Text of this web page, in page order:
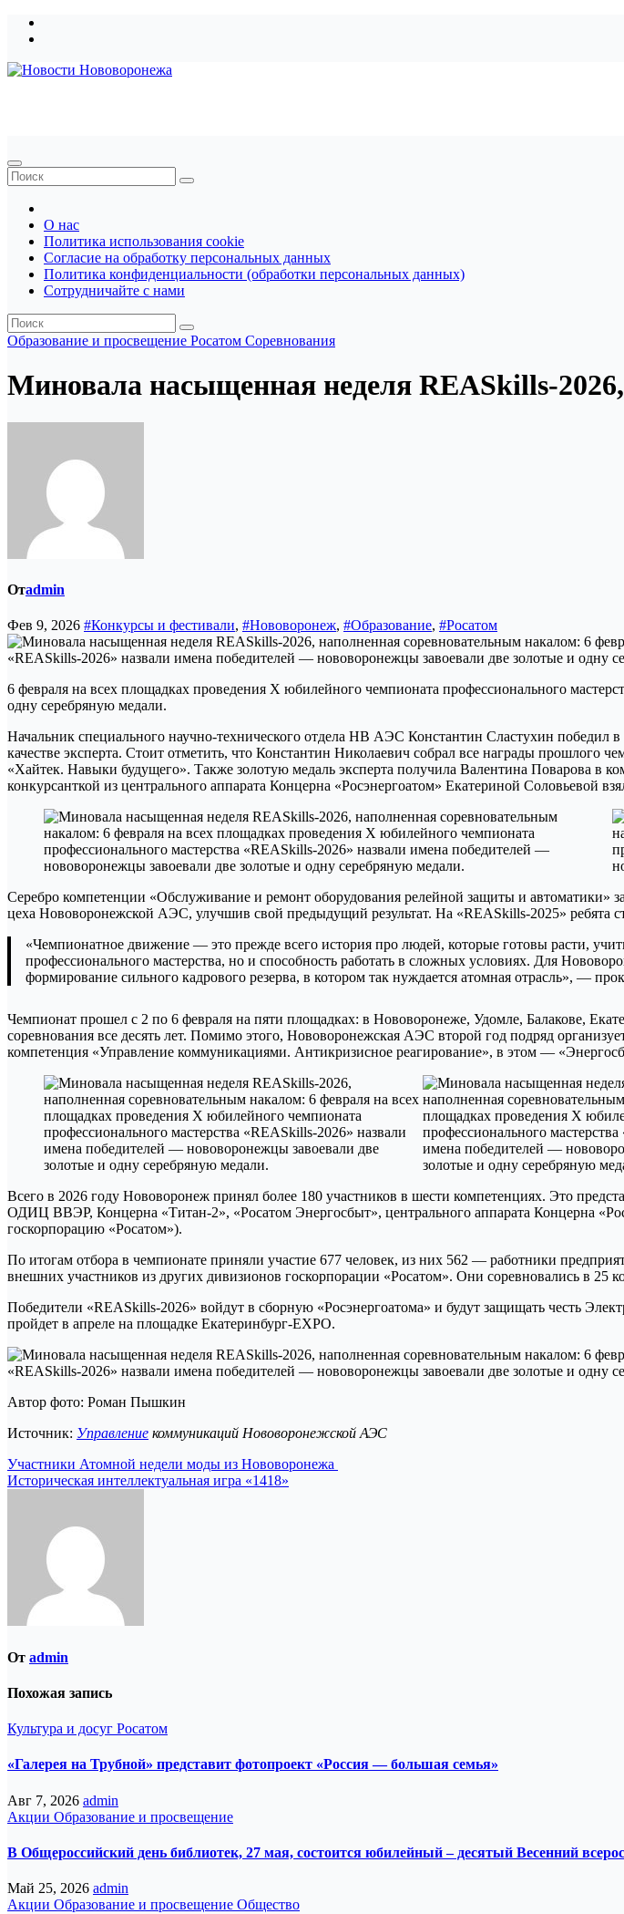
Перейти
О нас
Политика использования cookie
Согласие на обработку персональных данных
Политика конфиденциальности (обработки персональных данных)
Сотрудничайте с нами
Образование и просвещение Росатом Соревнования
Миновала насыщенная неделя REASkills-
Отadmin
Фев 9, 2026 #Конкурсы и фестивали, #Нововоронеж, #Образование, #Росатом
6 февраля на всех площадках проведения X юбилейного чемпионата профессионального
одну серебряную медали.
Начальник специального научно-технического отдела НВ АЭС Константин Сластухин победил
качестве эксперта. Стоит отметить, что Константин Николаевич собрал все награды прошлого
«Хайтек. Навыки будущего». Также золотую медаль эксперта получила Валентина Поварова в
конкурсанткой из центрального аппарата Концерна «Росэнергоатом» Екатериной Соловьевой
Серебро компетенции «Обслуживание и ремонт оборудования релейной защиты и автоматики»
цеха Нововоронежской АЭС, улучшив свой предыдущий результат. На «REASkills-2025» ребята
«Чемпионатное движение — это прежде всего история про людей, которые готовы расти,
профессионального мастерства, но и способность работать в сложных условиях. Для
формирование сильного кадрового резерва, в котором так нуждается атомная отрасль», —
Чемпионат прошел с 2 по 6 февраля на пяти площадках: в Нововоронеже, Удомле, Балакове,
соревнования все десять лет. Помимо этого, Нововоронежская АЭС второй год подряд
компетенция «Управление коммуникациями. Антикризисное реагирование», в этом —
Всего в 2026 году Нововоронеж принял более 180 участников в шести компетенциях. Это
ОДИЦ ВВЭР, Концерна «Титан-2», «Росатом Энергосбыт», центрального аппарата Концерна
госкорпорацию «Росатом»).
По итогам отбора в чемпионате приняли участие 677 человек, из них 562 — работники
внешних участников из других дивизионов госкорпорации «Росатом». Они соревновались в 25
Победители «REASkills-2026» войдут в сборную «Росэнергоатома» и будут защищать честь
пройдет в апреле на площадке Екатеринбург-EXPO.
Автор фото: Роман Пышкин
Источник: Управление коммуникаций Нововоронежской АЭС
Навигация
по
Участники Атомной недели моды из Нововоронежа
Историческая интеллектуальная игра «1418»
От admin
Похожая запись
Культура и досуг Росатом
«Галерея на Трубной» представит фотопроект «Россия — большая семья»
Авг 7, 2026 admin
Акции Образование и просвещение
В Общероссийский день библиотек, 27 мая, состоится юбилейный – десятый Весенний
Май 25, 2026 admin
Акции Образование и просвещение Общество